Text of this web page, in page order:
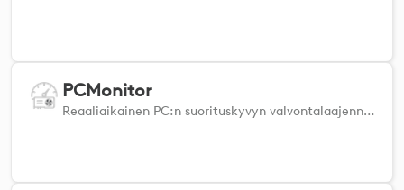
PCMonitor
Reaaliaikainen PC:n suorituskyvyn valvontalaajennus. Näyttää FPS-, CPU-, GPU- ja RAM-mittarit Afterburnerin ja RTSS:n avulla.